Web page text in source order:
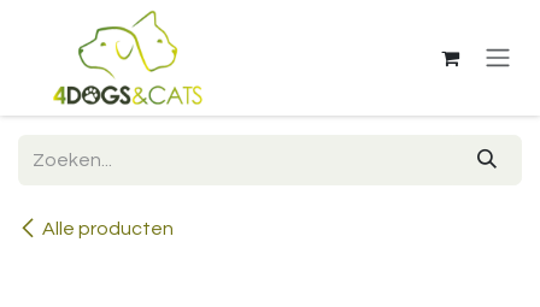
Overslaan naar inhoud
Alle producten